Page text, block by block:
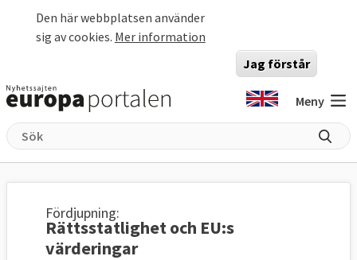
Den här webbplatsen använder
sig av cookies. Mer information
Jag förstår
Meny
Fördjupning:
Rättsstatlighet och EU:s
värderingar